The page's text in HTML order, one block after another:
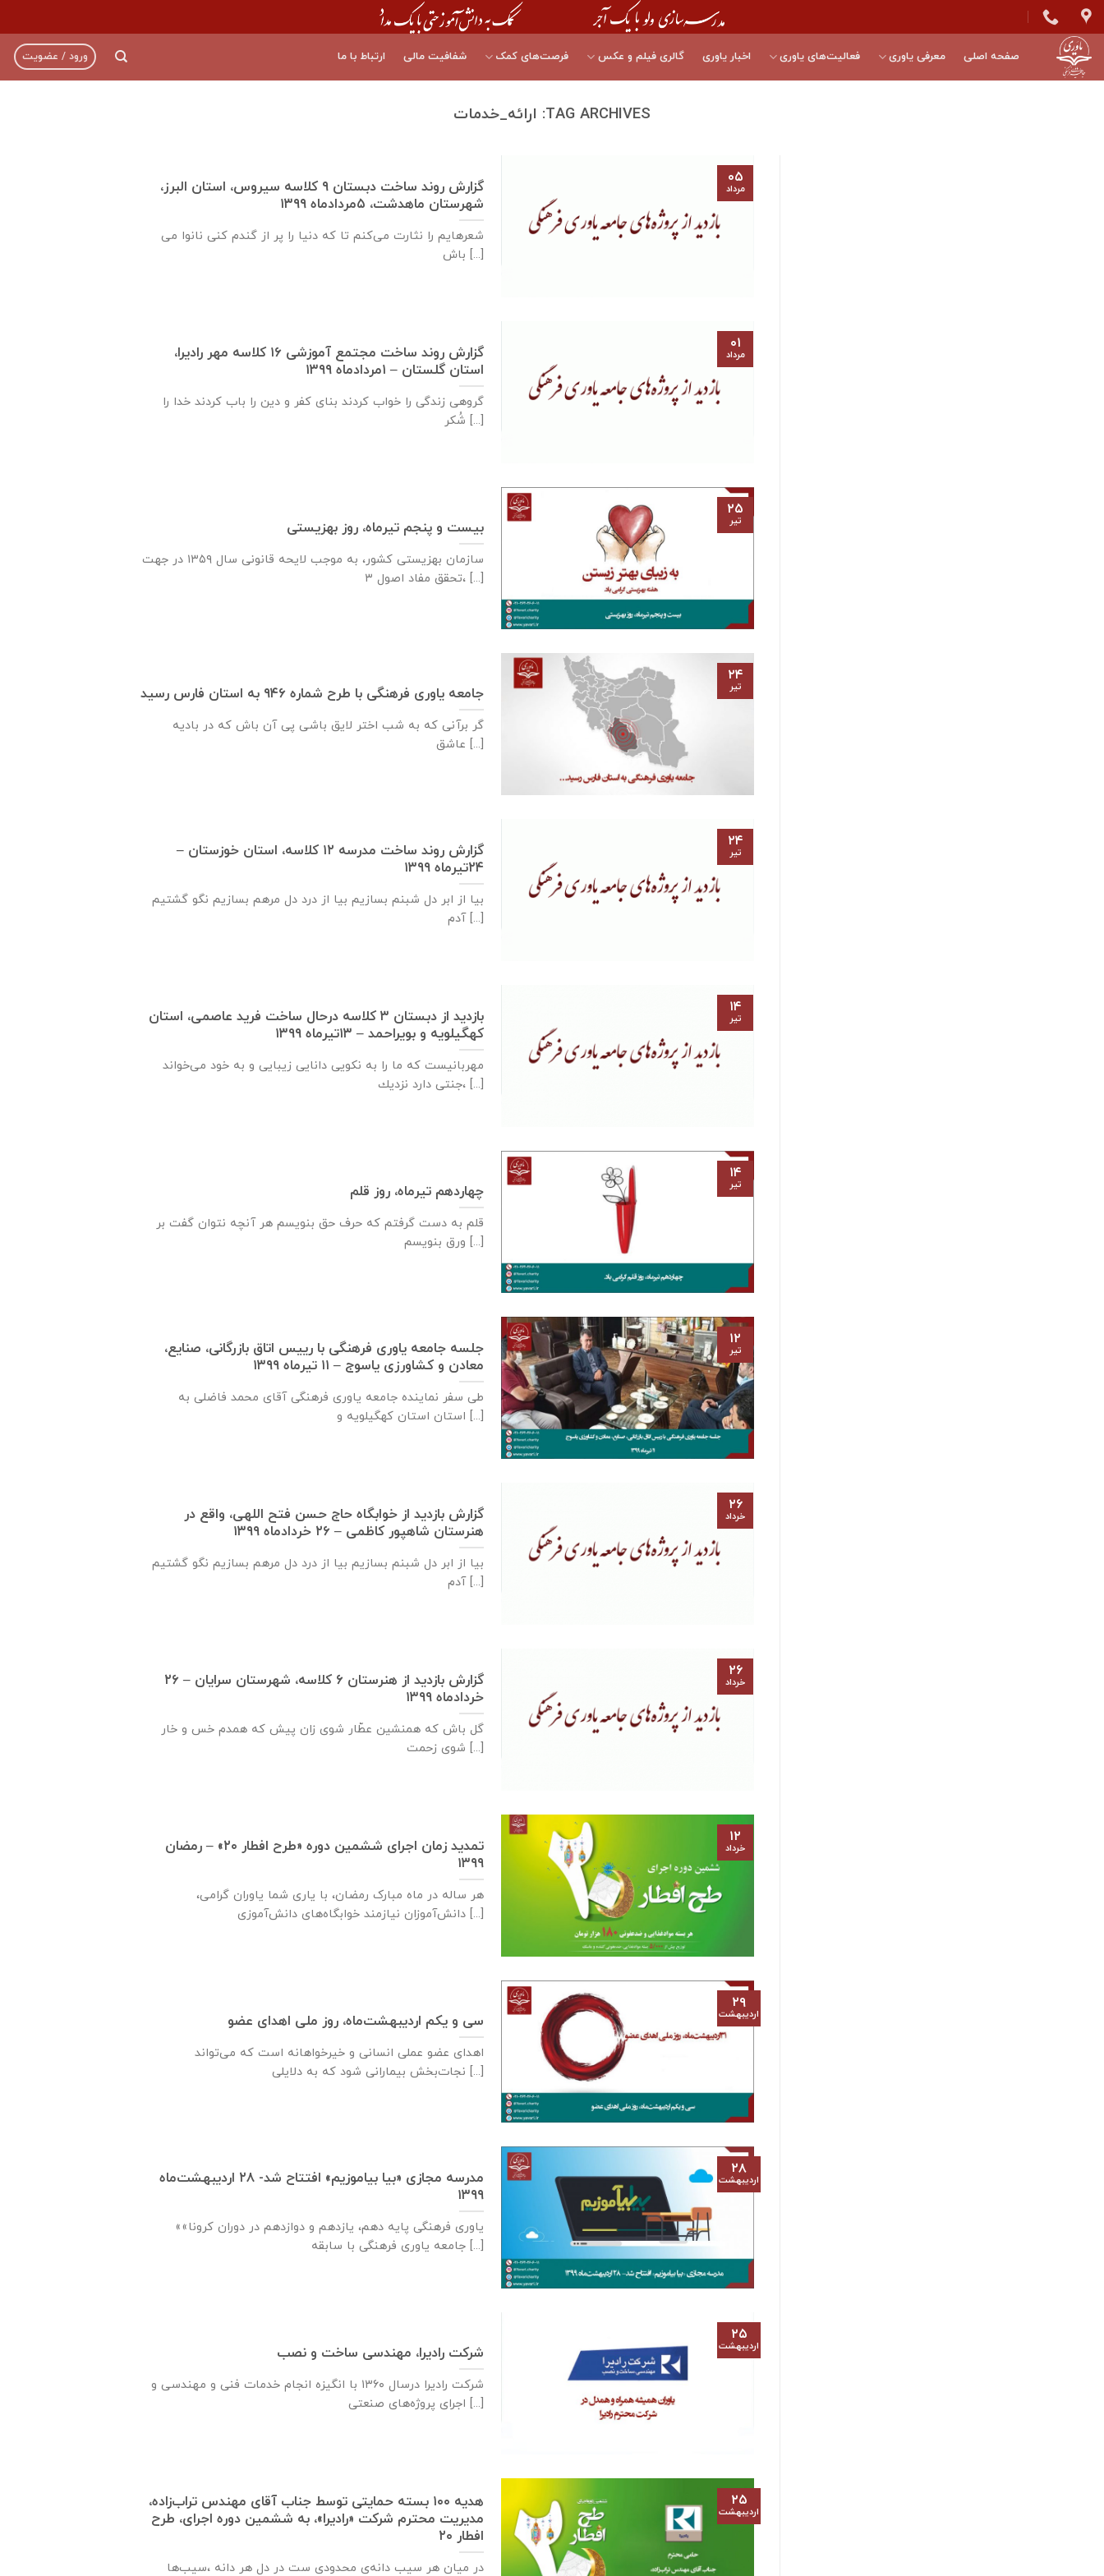
Skip
to
content
صفحه اصلی معرفی یاوری فعالیت‌های یاوری اخبار یاوری گالری فیلم و عکس فرصت‌های کمک شفافیت مالی ارتباط با ما ورود / عضویت
TAG ARCHIVES: ارائه_خدمات
گزارش روند ساخت دبستان ٩ كلاسه سيروس، استان البرز،
شهرستان ماهدشت، ۵مردادماه ۱۳۹۹
شعرهایم را نثارت می‌کنم تا که دنیا را پر از گندم کنی نانوا می
باش [...]
۰۵
مرداد
گزارش روند ساخت مجتمع آموزشی ١٦ كلاسه مهر راديرا،
استان گلستان – ۱مردادماه ۱۳۹۹
گروهی زندگی را خواب کردند بنای کفر و دین را باب کردند خدا را
شُکر [...]
۰۱
مرداد
بیست و پنجم تیرماه، روز بهزیستی
سازمان بهزیستی كشور، به موجب لایحه قانونی سال ۱۳۵۹ در جهت
تحقق مفاد اصول ۳، [...]
۲۵
تیر
جامعه یاوری فرهنگی با طرح شماره ۹۴۶ به استان فارس رسید
گر برآنی که به شب اختر لایق باشی پی آن باش که در بادیه
عاشق [...]
۲۴
تیر
گزارش روند ساخت مدرسه ١٢ كلاسه، استان خوزستان –
۲۴تیرماه ۱۳۹۹
بیا از ابر دل شبنم بسازیم بیا از درد دل مرهم بسازیم نگو گشتیم
آدم [...]
۲۴
تیر
بازدید از دبستان ۳ کلاسه درحال ساخت فرید عاصمی، استان
كهگيلويه و بويراحمد – ۱۳تیرماه ۱۳۹۹
مهربانيست كه ما را به نكويی دانايی زيبايی و به خود می‌خواند
جنتی دارد نزديك، [...]
۱۴
تیر
چهاردهم تیرماه، روز قلم
قلم به دست گرفتم که حرف حق بنویسم هر آنچه نتوان گفت بر
ورق بنویسم [...]
۱۴
تیر
جلسه جامعه یاوری فرهنگی با رييس اتاق بازرگانی، صنايع،
معادن و كشاورزی ياسوج – ۱۱ تیرماه ۱۳۹۹
استان استان کهگیلویه و [...]
۱۲
تیر
گزارش بازديد از خوابگاه حاج حسن فتح اللهی، واقع در
هنرستان شاهپور كاظمی – ۲۶ خرداد‌ماه ۱۳۹۹
بیا از ابر دل شبنم بسازیم بیا از درد دل مرهم بسازیم نگو گشتیم
آدم [...]
۲۶
خرداد
گزارش بازديد از هنرستان ٦ كلاسه، شهرستان سرايان – ۲۶
خرداد‌ماه ۱۳۹۹
گل باش که همنشین عطّار شوی زان پیش که همدم خس و خار
شوی زحمت [...]
۲۶
خرداد
تمدید زمان اجرای ششمین دوره «طرح افطار ۲۰» – رمضان
۱۳۹۹
هر ساله در ماه مبارک رمضان، با یاری شما یاوران گرامی،
دانش‌آموزان نیازمند خوابگاه‌های دانش‌آموزی [...]
۱۲
خرداد
سی و یکم اردیبهشت‌ماه، روز ملی اهدای عضو
اهدای عضو عملی انسانی و خیرخواهانه است که می‌تواند
نجات‌بخش بیمارانی شود که به دلایلی [...]
۲۹
اردیبهشت
مدرسه مجازی «بیا بیاموزیم» افتتاح شد- ۲۸ اردیبهشت‌ماه
۱۳۹۹
«یاوری فرهنگی پایه دهم، یازدهم و دوازدهم در دوران کرونا»
جامعه یاوری فرهنگی با سابقه [...]
۲۸
اردیبهشت
شرکت رادیرا، مهندسی ساخت و نصب
شرکت رادیرا درسال ۱۳۶۰ با انگیزه انجام خدمات فنی و مهندسی و
اجرای پروژه‌های صنعتی [...]
۲۵
اردیبهشت
هدیه ۱۰۰ بسته حمایتی توسط جناب آقای مهندس تراب‌زاده،
مدیریت محترم شرکت «رادیرا»، به ششمین دوره اجرای، طرح
افطار ۲۰
در میان هر سیب دانه‌ی محدودی ست در دل هر دانه ،سیب‌ها
۲۵
اردیبهشت